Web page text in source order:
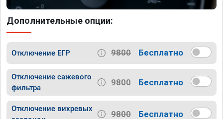
Дополнительные опции:
Отключение ЕГР 9800 Бесплатно
Отключение сажевого
фильтра
9800 Бесплатно
Отключение вихревых
9800 Бесплатно